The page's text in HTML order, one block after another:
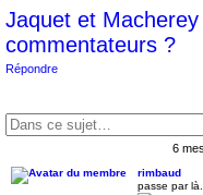
Jaquet et
commentateurs ?
Répondre
6
rimbaud
passe par là...